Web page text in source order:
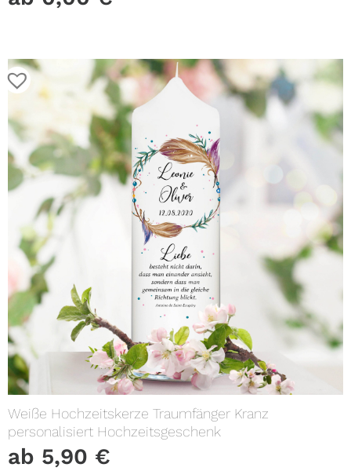
Weiße Hochzeitskerze Traumfänger Kranz
personalisiert Hochzeitsgeschenk
ab 5,90 €